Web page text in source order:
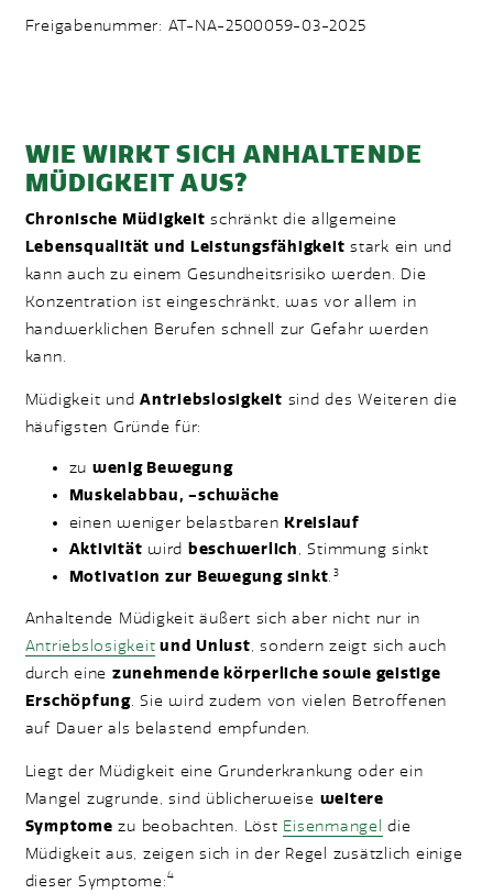
FREIGABENUMMER
Freigabenummer: AT-NA-2500059-03-2025
WIE WIRKT SICH ANHALTENDE
MÜDIGKEIT AUS?
Chronische Müdigkeit schränkt die allgemeine
Lebensqualität und Leistungsfähigkeit stark ein und
kann auch zu einem Gesundheitsrisiko werden. Die
Konzentration ist eingeschränkt, was vor allem in
handwerklichen Berufen schnell zur Gefahr werden
kann.
Müdigkeit und Antriebslosigkeit sind des Weiteren die
häufigsten Gründe für:
zu wenig Bewegung
Muskelabbau, -schwäche
einen weniger belastbaren Kreislauf
Aktivität wird beschwerlich, Stimmung sinkt
Motivation zur Bewegung sinkt. 3
Anhaltende Müdigkeit äußert sich aber nicht nur in
Antriebslosigkeit und Unlust, sondern zeigt sich auch
durch eine zunehmende körperliche sowie geistige
Erschöpfung. Sie wird zudem von vielen Betroffenen
auf Dauer als belastend empfunden.
Liegt der Müdigkeit eine Grunderkrankung oder ein
Mangel zugrunde, sind üblicherweise weitere
Symptome zu beobachten. Löst Eisenmangel die
Müdigkeit aus, zeigen sich in der Regel zusätzlich einige
dieser Symptome: 4